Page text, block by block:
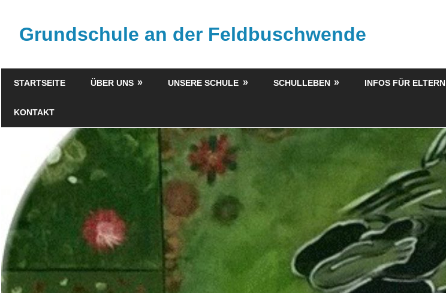
springenGrundschule an der Feldbuschwende
STARTSEITE ÜBER UNS UNSERE SCHULE SCHULLEBEN INFOS FÜR ELTERN
KONTAKT